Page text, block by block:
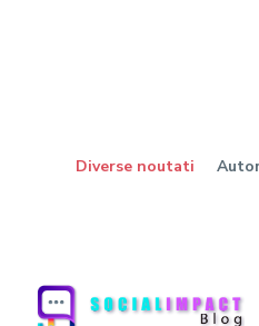
Diverse noutati